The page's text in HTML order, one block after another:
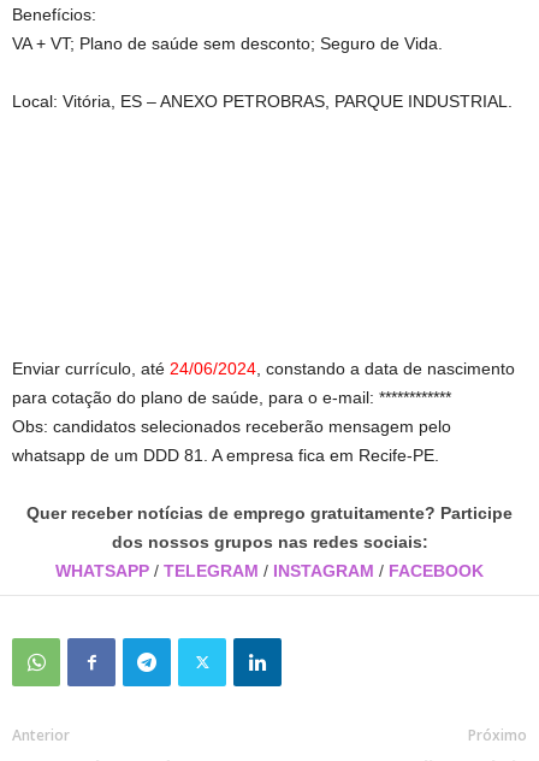
Benefícios:
VA + VT; Plano de saúde sem desconto; Seguro de Vida.
Local: Vitória, ES – ANEXO PETROBRAS, PARQUE INDUSTRIAL.
Enviar currículo, até 24/06/2024 , constando a data de nascimento
para cotação do plano de saúde, para o e-mail: ************
Obs: candidatos selecionados receberão mensagem pelo
whatsapp de um DDD 81. A empresa fica em Recife-PE.
Quer receber notícias de emprego gratuitamente? Participe
dos nossos grupos nas redes sociais:
WHATSAPP / TELEGRAM / INSTAGRAM / FACEBOOK
Anterior Próximo